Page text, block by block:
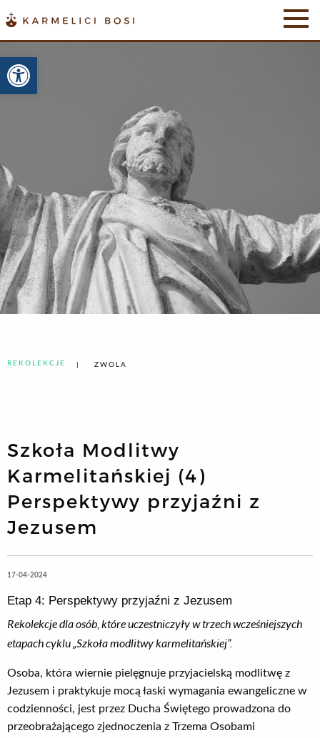
Otwórz pasek narzędzi
REKOLEKCJE ZWOLA
Szkoła Modlitwy
Karmelitańskiej (4)
Perspektywy przyjaźni z
Jezusem
17-04-2024
Etap 4: Perspektywy przyjaźni z Jezusem
Rekolekcje dla osób, które uczestniczyły w trzech wcześniejszych
etapach cyklu „Szkoła modlitwy karmelitańskiej”.
Osoba, która wiernie pielęgnuje przyjacielską modlitwę z
Jezusem i praktykuje mocą łaski wymagania ewangeliczne w
codzienności, jest przez Ducha Świętego prowadzona do
przeobrażającego zjednoczenia z Trzema Osobami